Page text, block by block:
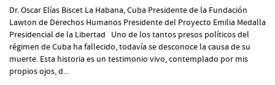
Dr. Oscar Elías Biscet La Habana, Cuba Presidente de la Fundación
Lawton de Derechos Humanos Presidente del Proyecto Emilia Medalla
Presidencial de la Libertad Uno de los tantos presos políticos del
régimen de Cuba ha fallecido, todavía se desconoce la causa de su
muerte. Esta historia es un testimonio vivo, contemplado por mis
propios ojos, d...